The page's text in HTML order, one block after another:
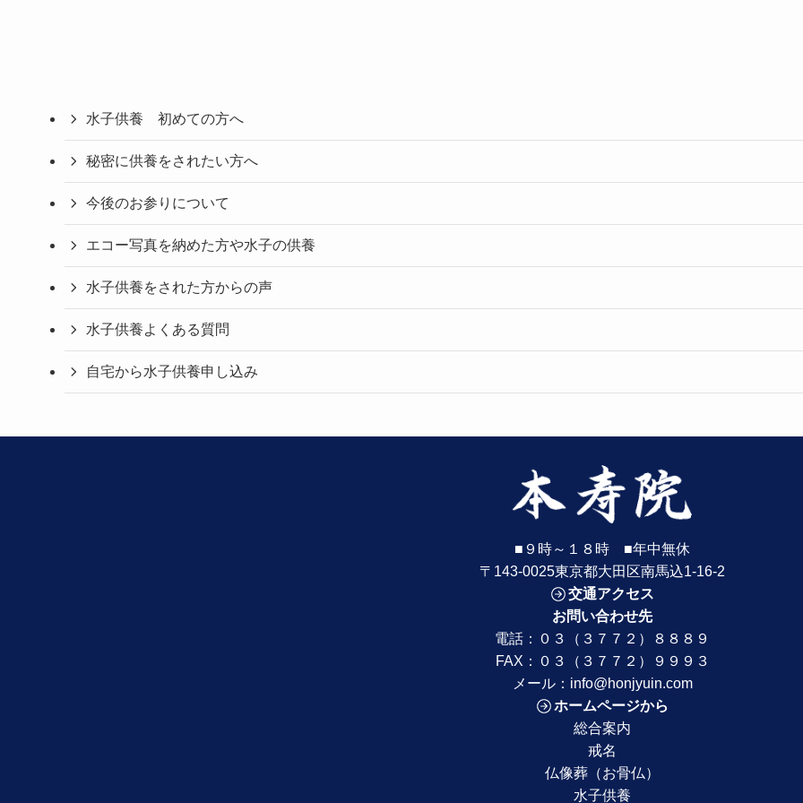
水子供養 初めての方へ
秘密に供養をされたい方へ
今後のお参りについて
エコー写真を納めた方や水子の供養
水子供養をされた方からの声
水子供養よくある質問
自宅から水子供養申し込み
■９時～１８時 ■年中無休
〒143-0025東京都大田区南馬込1-16-2
交通アクセス
お問い合わせ先
電話： ０３（３７７２）８８８９
FAX：０３（３７７２）９９９３
メール： info@honjyuin.com
ホームページから
総合案内
戒名
仏像葬（お骨仏）
水子供養